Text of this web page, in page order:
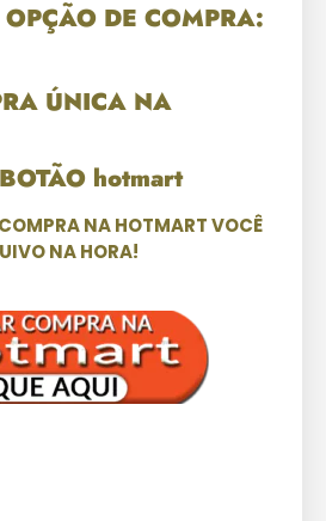
DE COMPRA:
ÚNICA NA
hotmart
NA HOTMART VOCÊ
NA HORA!